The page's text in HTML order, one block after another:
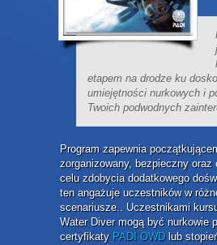
etapem na drodze ku
umiejętności nurkowych i
Twoich podwodnych
Program zapewnia
zorganizowany, bezpieczny oraz
celu zdobycia dodatkowego
ten angażuje uczestników w
scenariusze.. Uczestnikami
Water Diver mogą być nurkowie
certyfikatyPADI OWDlub